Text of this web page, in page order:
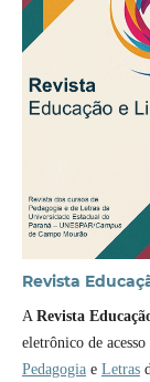
Revista
A Revista
eletrônico de
Pedagogiae Letras